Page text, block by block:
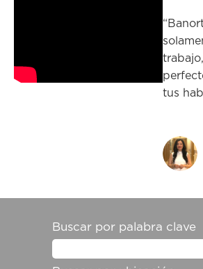
tus
Buscar por palabra clave